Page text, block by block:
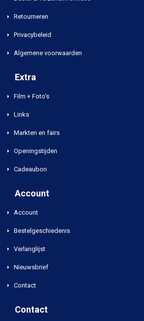
Retourneren
Privacybeleid
Algemene voorwaarden
Extra
Film + Foto's
Links
Markten en fairs
Openingstijden
Cadeaubon
Account
Account
Bestelgeschiedenis
Verlanglijst
Nieuwsbrief
Contact
Contact